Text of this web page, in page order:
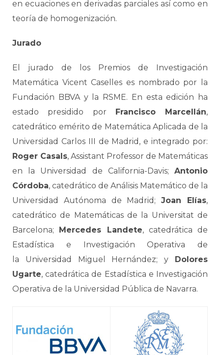
en ecuaciones en derivadas parciales así como en
teoría de homogenización.
Jurado
El jurado de los Premios de Investigación
Matemática Vicent Caselles es nombrado por la
Fundación BBVA y la RSME. En esta edición ha
estado presidido por Francisco Marcellán,
catedrático emérito de Matemática Aplicada de la
Universidad Carlos III de Madrid, e integrado por:
Roger Casals, Assistant Professor de Matemáticas
en la Universidad de California-Davis; Antonio
Córdoba, catedrático de Análisis Matemático de la
Universidad Autónoma de Madrid;Joan Elías,
catedrático de Matemáticas de la Universitat de
Barcelona; Mercedes Landete, catedrática de
Estadística e Investigación Operativa de
la Universidad Miguel Hernández; y Dolores
Ugarte, catedrática de Estadística e Investigación
Operativa de la Universidad Pública de Navarra.